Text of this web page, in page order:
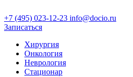
+7 (495) 023-12-23 info@docio.ru
Записаться
Хирургия
Онкология
Неврология
Стационар